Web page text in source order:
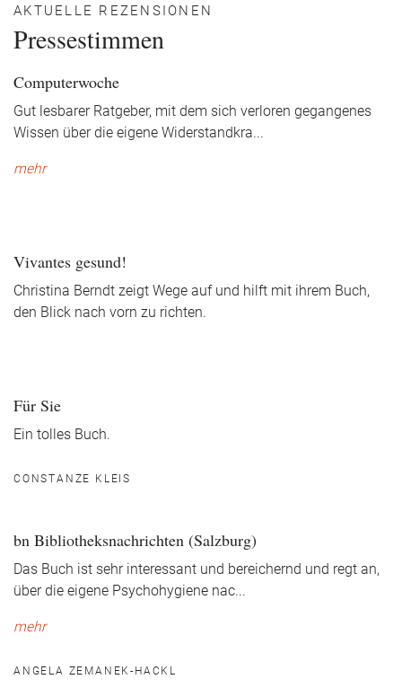
AKTUELLE REZENSIONEN
Pressestimmen
Computerwoche
Gut lesbarer Ratgeber, mit dem sich verloren gegangenes
Wissen über die eigene Widerstandkra...
mehr
Vivantes gesund!
Christina Berndt zeigt Wege auf und hilft mit ihrem Buch,
den Blick nach vorn zu richten.
Für Sie
Ein tolles Buch.
CONSTANZE KLEIS
bn Bibliotheksnachrichten (Salzburg)
Das Buch ist sehr interessant und bereichernd und regt an,
über die eigene Psychohygiene nac...
mehr
ANGELA ZEMANEK-HACKL